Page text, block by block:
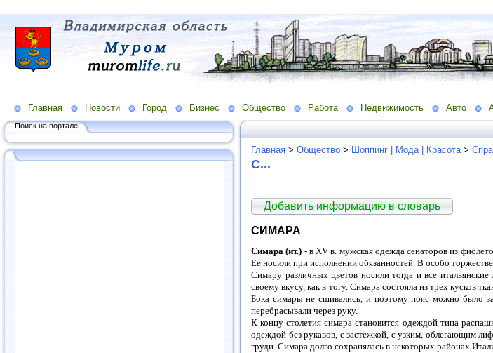
Главная Новости Город Бизнес Общество Работа Недвижимость Авто
Поиск на портале...
Главная > Общество > Шоппинг | Мода | Красота >
С...
Добавить информацию в словарь
СИМАРА
Симара (ит.) - в XV в. мужская одежда сенаторов из
Ее носили при исполнении обязанностей. В особо
Симару различных цветов носили тогда и все
своему вкусу, как в тогу. Симара состояла из трех кусков
Бока симары не сшивались, и поэтому пояс можно было
перебрасывали через руку.
К концу столетия симара становится одеждой типа
одеждой без рукавов, с застежкой, с узким, облегающим
груди. Симара долго сохранялась в некоторых районах